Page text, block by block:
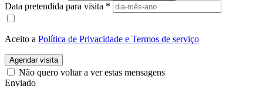
Data pretendida para visita *
Aceito a Política de Privacidade e Termos de serviço
Agendar visita
Não quero voltar a ver estas mensagens
Enviado